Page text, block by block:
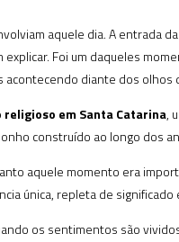
aquele dia. A entrada
Foi um daqueles
diante dos olhos
religioso em Santa Catarina,
construído ao longo dos
aquele momento era
única, repleta de significado
os sentimentos são